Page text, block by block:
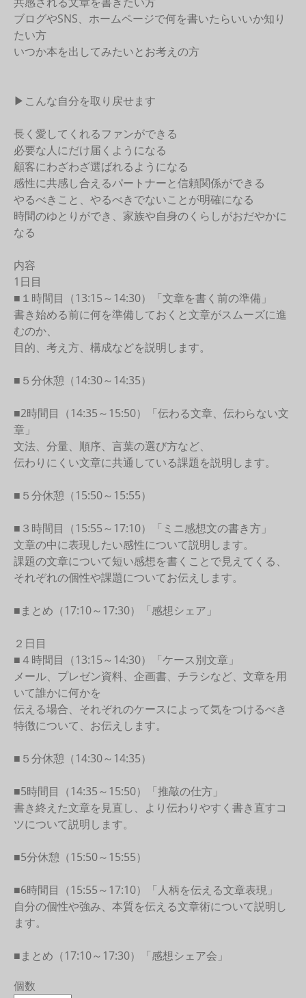
ブログやSNS、ホームページで何を書いたらいいか知り
たい方
いつか本を出してみたいとお考えの方
▶︎こんな自分を取り戻せます
長く愛してくれるファンができる
必要な人にだけ届くようになる
顧客にわざわざ選ばれるようになる
感性に共感し合えるパートナーと信頼関係ができる
やるべきこと、やるべきでないことが明確になる
時間のゆとりができ、家族や自身のくらしがおだやかに
なる
内容
1日目
■１時間目（13:15～14:30）「文章を書く前の準備」
書き始める前に何を準備しておくと文章がスムーズに進
むのか、
目的、考え方、構成などを説明します。
■５分休憩（14:30～14:35）
■2時間目（14:35～15:50）「伝わる文章、伝わらない文
章」
文法、分量、順序、言葉の選び方など、
伝わりにくい文章に共通している課題を説明します。
■５分休憩（15:50～15:55）
■３時間目（15:55～17:10）「ミニ感想文の書き方」
文章の中に表現したい感性について説明します。
課題の文章について短い感想を書くことで見えてくる、
それぞれの個性や課題についてお伝えします。
■まとめ（17:10～17:30）「感想シェア」
２日目
■４時間目（13:15～14:30）「ケース別文章」
メール、プレゼン資料、企画書、チラシなど、文章を用
いて誰かに何かを
伝える場合、それぞれのケースによって気をつけるべき
特徴について、お伝えします。
■５分休憩（14:30～14:35）
■5時間目（14:35～15:50）「推敲の仕方」
書き終えた文章を見直し、より伝わりやすく書き直すコ
ツについて説明します。
■5分休憩（15:50～15:55）
■6時間目（15:55～17:10）「人柄を伝える文章表現」
自分の個性や強み、本質を伝える文章術について説明し
ます。
■まとめ（17:10～17:30）「感想シェア会」
個数